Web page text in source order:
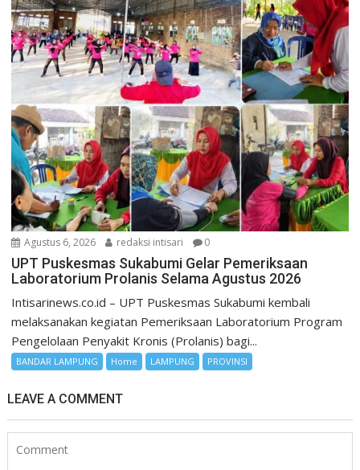
Agustus 6, 2026 redaksi intisari 0
UPT Puskesmas Sukabumi Gelar Pemeriksaan
Laboratorium Prolanis Selama Agustus 2026
Intisarinews.co.id – UPT Puskesmas Sukabumi kembali
melaksanakan kegiatan Pemeriksaan Laboratorium Program
Pengelolaan Penyakit Kronis (Prolanis) bagi...
BANDAR LAMPUNG Home LAMPUNG PROVINSI
LEAVE A COMMENT